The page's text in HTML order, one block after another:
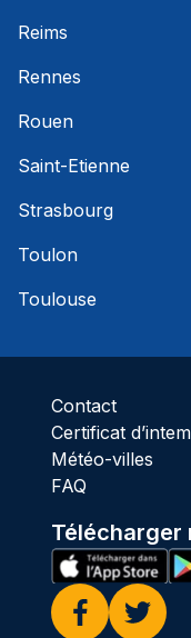
Reims
Rennes
Rouen
Saint-Etienne
Strasbourg
Toulon
Toulouse
Contact
Certificat
Météo-villes
FAQ
Télécharger